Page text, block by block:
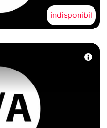
indisponibil